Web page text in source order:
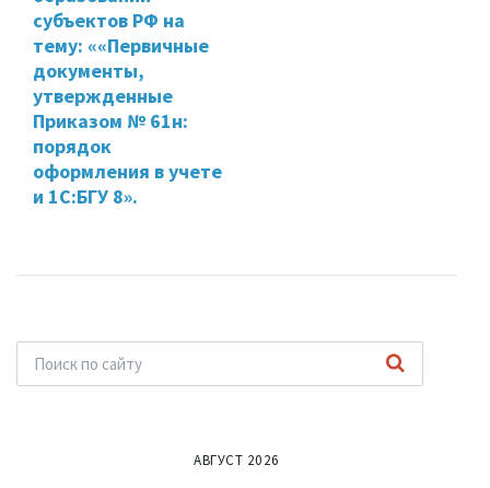
субъектов РФ на
тему: ««Первичные
документы,
утвержденные
Приказом № 61н:
порядок
оформления в учете
и 1С:БГУ 8».
АВГУСТ 2026